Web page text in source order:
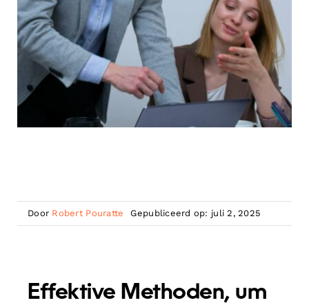
Door Robert Pouratte Gepubliceerd op: juli 2, 2025
Effektive Methoden, um